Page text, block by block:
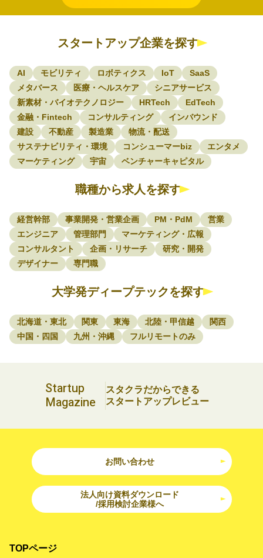
スタートアップ企業を探す
AI モビリティ ロボティクス IoT
SaaS
メタバース
医療・ヘルスケア
シニアサービス
新素材・バイオテクノロジー
HRTech
EdTech
金融・Fintech
コンサルティング
インバウンド
建設
不動産 製造業
物流・配送
サステナビリティ・環境
コンシューマーbiz
エンタメ
マーケティング
宇宙 ベンチャーキャピタル
職種から求人を探す
経営幹部 事業開発・営業企画 PM・PdM
営業
エンジニア
管理部門
マーケティング・広報
コンサルタント
企画・リサーチ
研究・開発
デザイナー
専門職
大学発ディープテックを探す
北海道・東北 関東 東海 北陸・甲信越
関西
中国・四国
九州・沖縄 フルリモートのみ
Startup
Magazine
スタクラだからできる
スタートアップレビュー
お問い合わせ
法人向け資料ダウンロード
/採用検討企業様へ
TOPページ